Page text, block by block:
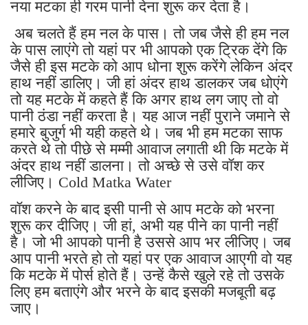
नया मटका ही गरम पानी देना शुरू कर देता है।
अब चलते हैं हम नल के पास। तो जब जैसे ही हम नल
के पास लाएंगे तो यहां पर भी आपको एक ट्रिक देंगे कि
जैसे ही इस मटके को आप धोना शुरू करेंगे लेकिन अंदर
हाथ नहीं डालिए। जी हां अंदर हाथ डालकर जब धोएंगे
तो यह मटके में कहते हैं कि अगर हाथ लग जाए तो वो
पानी ठंडा नहीं करता है। यह आज नहीं पुराने जमाने से
हमारे बुजुर्ग भी यही कहते थे। जब भी हम मटका साफ
करते थे तो पीछे से मम्मी आवाज लगाती थी कि मटके में
अंदर हाथ नहीं डालना। तो अच्छे से उसे वॉश कर
लीजिए। Cold Matka Water
वॉश करने के बाद इसी पानी से आप मटके को भरना
शुरू कर दीजिए। जी हां, अभी यह पीने का पानी नहीं
है। जो भी आपको पानी है उससे आप भर लीजिए। जब
आप पानी भरते हो तो यहां पर एक आवाज आएगी वो यह
कि मटके में पोर्स होते हैं। उन्हें कैसे खुले रहे तो उसके
लिए हम बताएंगे और भरने के बाद इसकी मजबूती बढ़
जाए।